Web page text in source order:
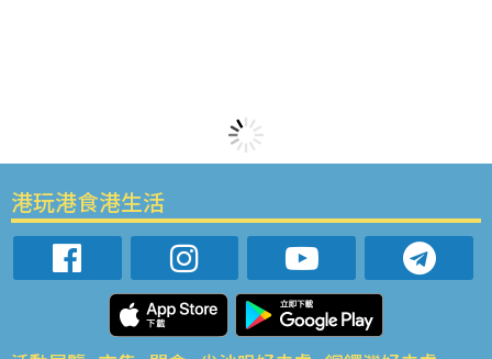
港玩港食港生活